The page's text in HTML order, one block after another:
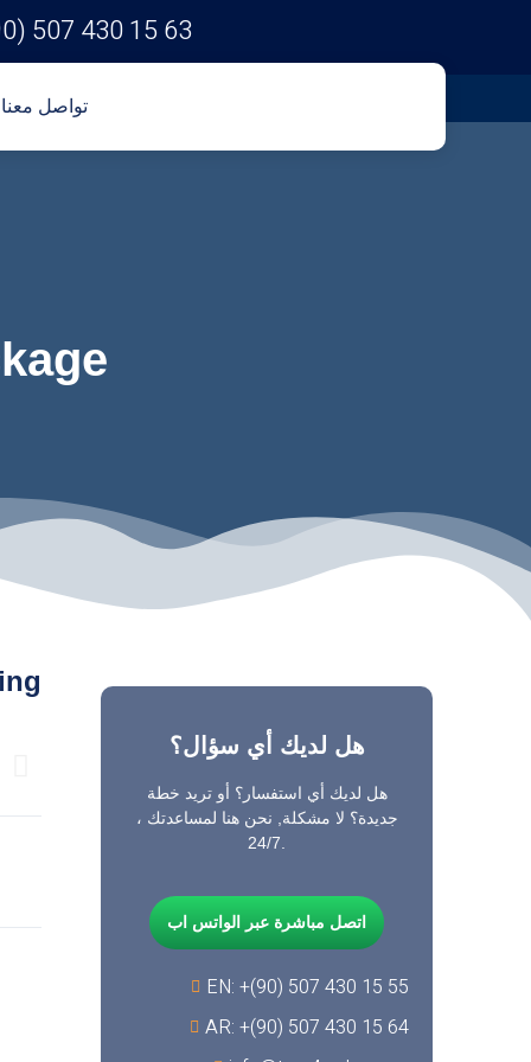
507 430 15 63
تواصل معنا
هل لديك أي سؤال؟
هل لديك أي استفسار؟ أو تريد خطة
جديدة؟ لا مشكلة, نحن هنا لمساعدتك ،
اتصل مباشرة عبر الواتس اب
EN: +(90) 507 430 15 55
AR: +(90) 507 430 15 64